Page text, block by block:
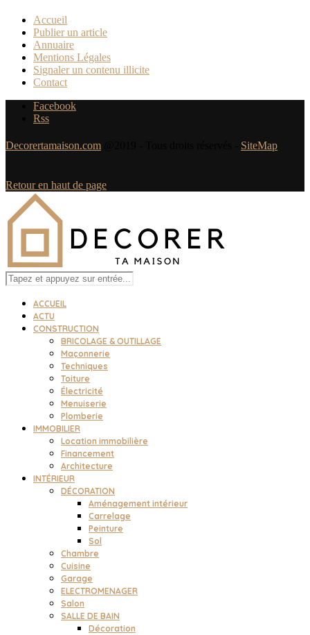
Accueil
Publier un article
Annuaire
Mentions Légales
Signaler un contenu illicite
Contact
Facebook
Rss
Decorertamaison.com SiteMap
Retour en haut de page
ACCUEIL
ACTU
CONSTRUCTION
BRICOLAGE & OUTILLAGE
Maçonnerie
Techniques
Toiture
Électricité
Menuiserie
Plomberie
IMMOBILIER
Location immobilière
Financement
Architecture
INTÉRIEUR
DÉCORATION
Aménagement intérieur
Carrelage
Peinture
Sol
Chambre
Cuisine
Garage
ELECTROMENAGER
Salon
SALLE DE BAIN
Décoration